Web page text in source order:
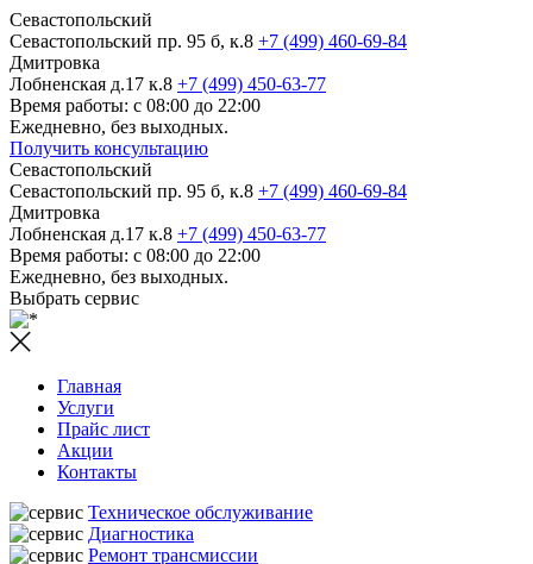
Севастопольский
Севастопольский пр. 95 б, к.8 +7 (499) 460-69-84
Дмитровка
Лобненская д.17 к.8 +7 (499) 450-63-77
Время работы: с 08:00 до 22:00
Ежедневно, без выходных.
Получить консультацию
Севастопольский
Севастопольский пр. 95 б, к.8 +7 (499) 460-69-84
Дмитровка
Лобненская д.17 к.8 +7 (499) 450-63-77
Время работы: с 08:00 до 22:00
Ежедневно, без выходных.
Выбрать сервис
Главная
Услуги
Прайс лист
Акции
Контакты
Техническое обслуживание
Диагностика
Ремонт трансмиссии